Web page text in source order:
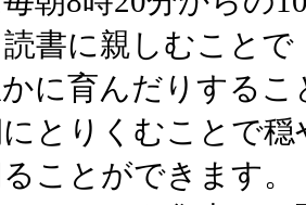
書に親しむこと
に育んだりする
にとりくむことで
ことができます。